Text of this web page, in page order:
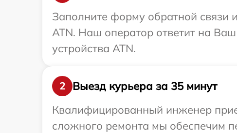
Заполните форму обратной связи
ATN. Наш оператор ответит на
устройства ATN.
2
Выезд курьера за 35 минут
Квалифицированный инженер
сложного ремонта мы обеспечим